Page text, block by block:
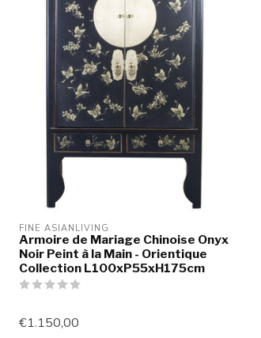
FINE ASIANLIVING
Armoire de Mariage Chinoise Onyx
Noir Peint à la Main - Orientique
Collection L100xP55xH175cm
€1.150,00